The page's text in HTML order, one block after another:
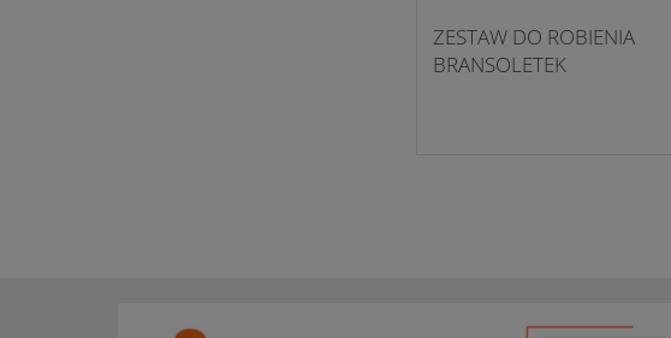
ZESTAW DO ROBIENIA
BRANSOLETEK